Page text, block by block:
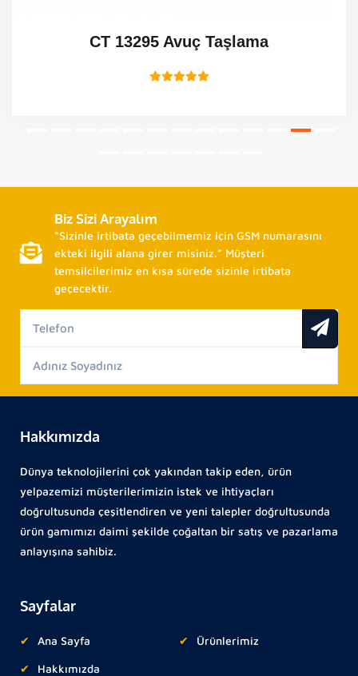
CT 13295 Avuç Taşlama
Biz Sizi Arayalım
“Sizinle irtibata geçebilmemiz için GSM numarasını
ekteki ilgili alana girer misiniz.” Müşteri
temsilcilerimiz en kısa sürede sizinle irtibata
geçecektir.
Hakkımızda
Dünya teknolojilerini çok yakından takip eden, ürün
yelpazemizi müşterilerimizin istek ve ihtiyaçları
doğrultusunda çeşitlendiren ve yeni talepler doğrultusunda
ürün gamımızı daimi şekilde çoğaltan bir satış ve pazarlama
anlayışına sahibiz.
Sayfalar
Ana Sayfa
Hakkımızda
Ürünlerimiz